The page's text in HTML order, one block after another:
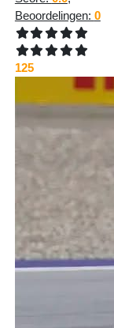
Beoordelingen: 0
125